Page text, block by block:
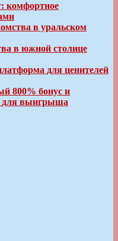
комфортное
в уральском
в южной столице
для ценителей
800% бонус и
для выигрыша